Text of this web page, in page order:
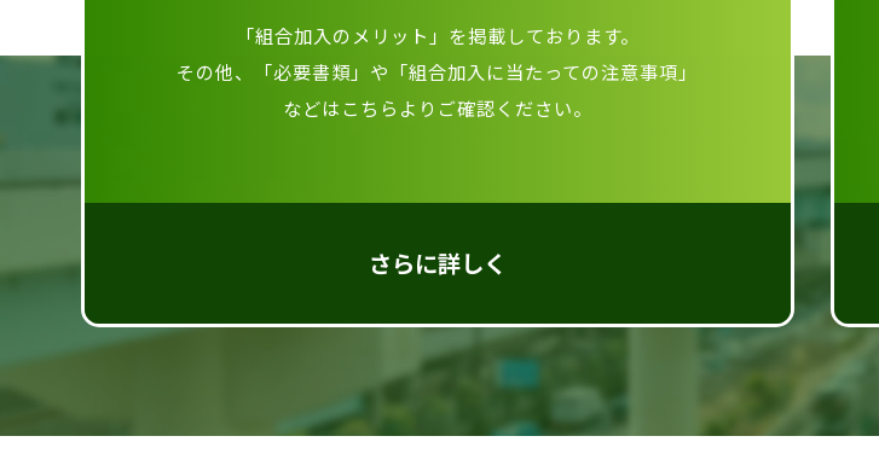
「組合加入のメリット」を掲載しております。
その他、「必要書類」や「組合加入に当たっての注意事項」
などはこちらよりご確認ください。
さらに詳しく